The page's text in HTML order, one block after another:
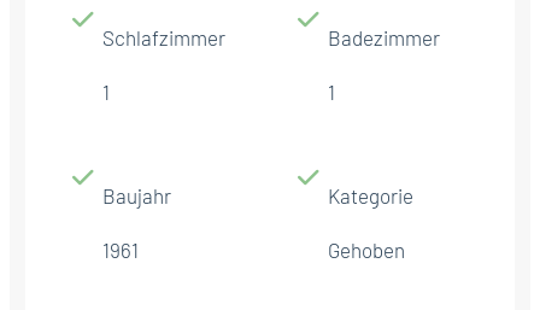
Schlafzimmer
1
Badezimmer
1
Baujahr
1961
Kategorie
Gehoben